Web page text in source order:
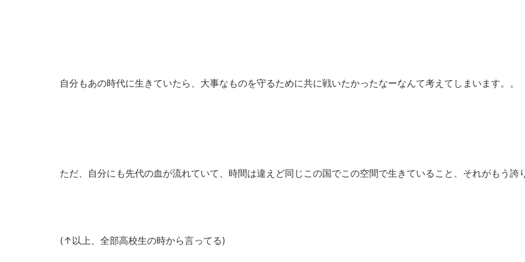
自分もあの時代に生きていたら、大事なものを守るために共に戦いたかったなーなんて考えてしまいます。。
ただ、自分にも先代の血が流れていて、時間は違えど同じこの国でこの空間で生きていること、それがもう誇
(↑以上、全部高校生の時から言ってる)